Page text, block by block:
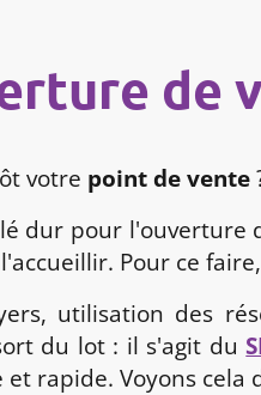
de
votre point de vente
dur pour
Pour ce
utilisation des
du lot : il s'agit du
rapide. Voyons cela